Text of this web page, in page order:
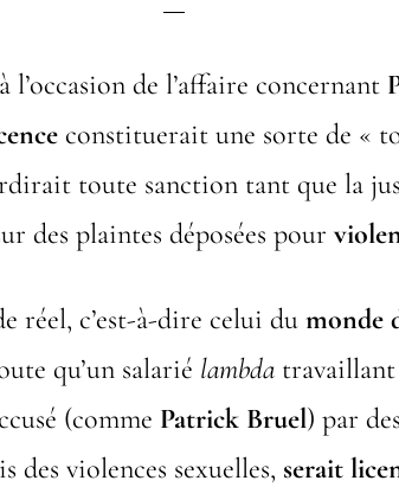
l’occasion de l’affaire concernant
constituerait une sorte de «
toute sanction tant que la
des plaintes déposées pour
réel, c’est-à-dire celui du monde
qu’un salarié lambda travaillant
(comme Patrick Bruel) par
des violences sexuelles, serait